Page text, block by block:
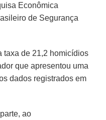
Econômica
de Segurança
taxa de 21,2 homicídios
que apresentou uma
dados registrados em
ao